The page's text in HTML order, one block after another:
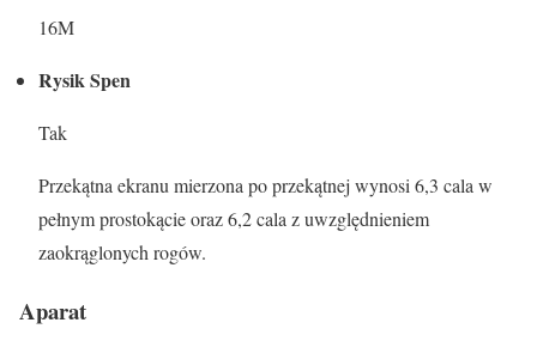
16M
Rysik Spen
Tak
Przekątna ekranu mierzona po przekątnej wynosi 6,3 cala w
pełnym prostokącie oraz 6,2 cala z uwzględnieniem
zaokrąglonych rogów.
Aparat